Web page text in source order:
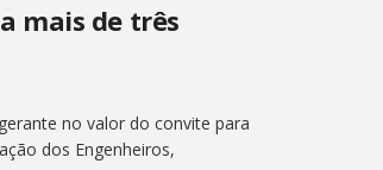
mais de três
no valor do convite para
dos Engenheiros,